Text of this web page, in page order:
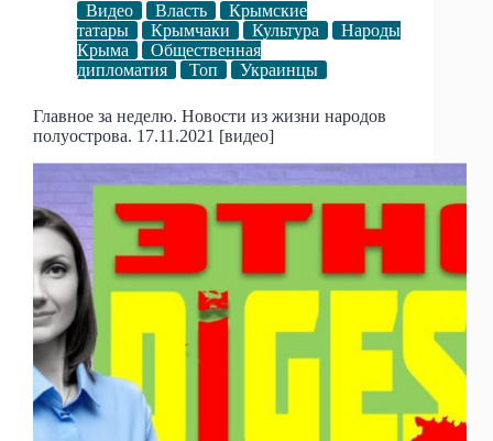
Видео Власть
Крымские
татары
Крымчаки Культура
Народы
Крыма
Общественная
дипломатия
Топ Украинцы
Главное за неделю. Новости из жизни народов
полуострова. 17.11.2021 [видео]